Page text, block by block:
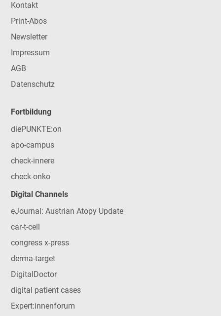
Kontakt
Print-Abos
Newsletter
Impressum
AGB
Datenschutz
Fortbildung
diePUNKTE:on
apo-campus
check-innere
check-onko
Digital Channels
eJournal: Austrian Atopy Update
car-t-cell
congress x-press
derma-target
DigitalDoctor
digital patient cases
Expert:innenforum